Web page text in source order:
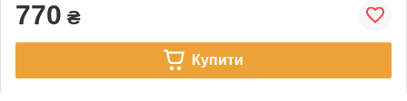
770 ₴
Купити